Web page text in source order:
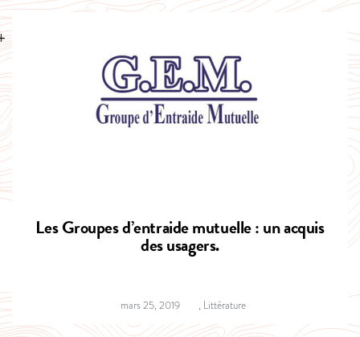
Les Groupes d’entraide mutuelle : un acquis
des usagers.
mars 25, 2019 , Littérature